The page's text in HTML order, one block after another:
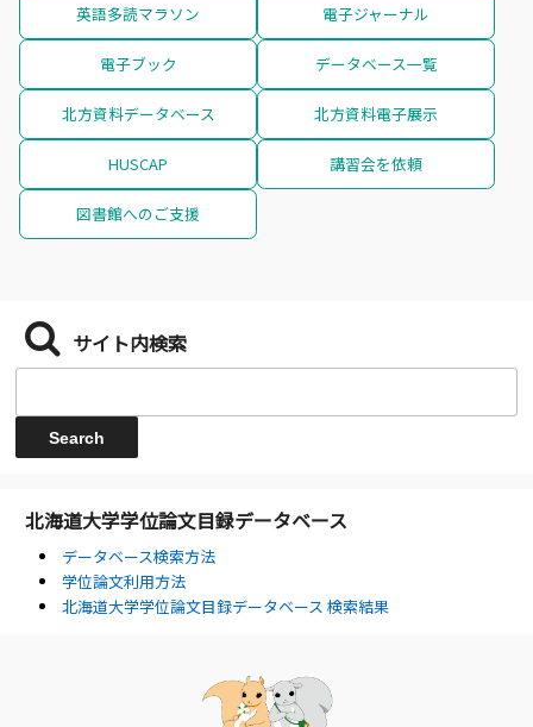
英語多読マラソン 電子ジャーナル
電子ブック データベース一覧
北方資料データベース 北方資料電子展示
HUSCAP 講習会を依頼
図書館へのご支援
サイト内検索
北海道大学学位論文目録データベース
データベース検索方法
学位論文利用方法
北海道大学学位論文目録データベース 検索結果